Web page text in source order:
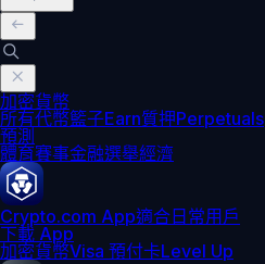
加密貨幣
所有代幣籃子Earn質押Perpetuals
預測
體育賽事金融選舉經濟
Crypto.com App適合日常用戶
下載 App
加密貨幣Visa 預付卡Level Up